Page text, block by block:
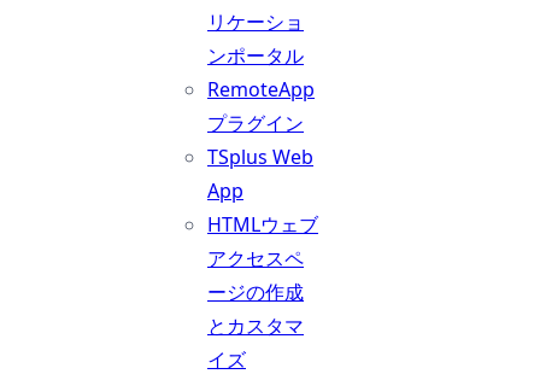
リケーショ
ンポータル
RemoteApp
プラグイン
TSplus Web
App
HTMLウェブ
アクセスペ
ージの作成
とカスタマ
イズ